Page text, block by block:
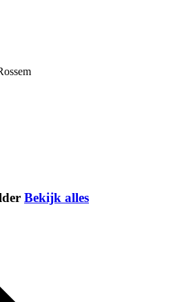
Bekijk alles